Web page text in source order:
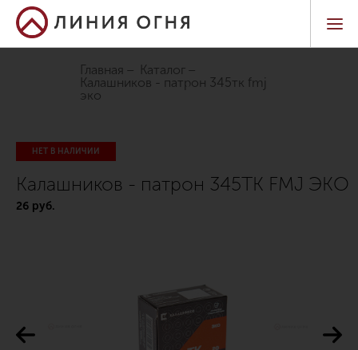
Главная
Каталог
калашников - патрон 345тк fmj
эко
НЕТ В НАЛИЧИИ
Калашников - патрон 345ТК FMJ ЭКО
26 руб.